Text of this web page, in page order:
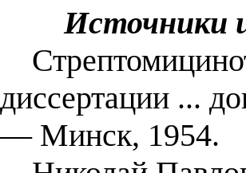
Источники
диссертации ...
— Минск, 1954.